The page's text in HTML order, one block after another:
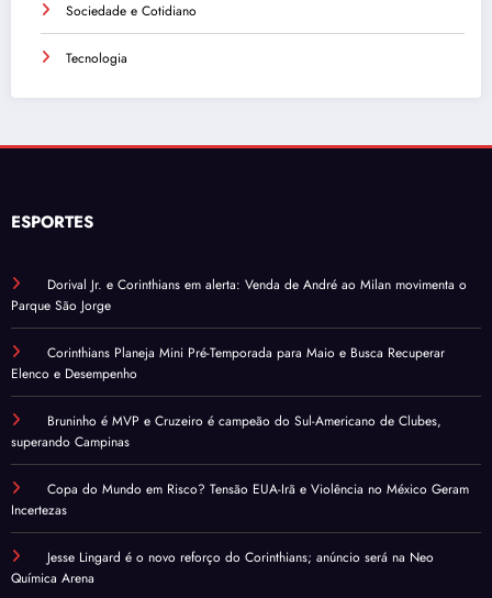
Sociedade e Cotidiano
Tecnologia
ESPORTES
Dorival Jr. e Corinthians em alerta: Venda de André ao Milan movimenta o
Parque São Jorge
Corinthians Planeja Mini Pré-Temporada para Maio e Busca Recuperar
Elenco e Desempenho
Bruninho é MVP e Cruzeiro é campeão do Sul-Americano de Clubes,
superando Campinas
Copa do Mundo em Risco? Tensão EUA-Irã e Violência no México Geram
Incertezas
Jesse Lingard é o novo reforço do Corinthians; anúncio será na Neo
Química Arena